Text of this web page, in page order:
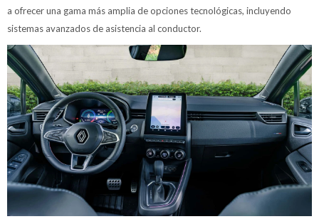
a ofrecer una gama más amplia de opciones tecnológicas, incluyendo
sistemas avanzados de asistencia al conductor.